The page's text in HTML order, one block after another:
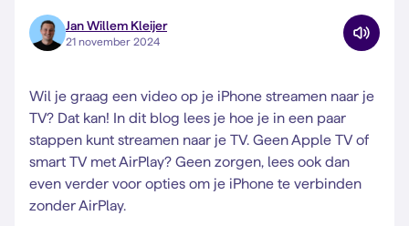
Jan Willem Kleijer
21 november 2024
Wil je graag een video op je iPhone streamen naar je
TV? Dat kan! In dit blog lees je hoe je in een paar
stappen kunt streamen naar je TV. Geen Apple TV of
smart TV met AirPlay? Geen zorgen, lees ook dan
even verder voor opties om je iPhone te verbinden
zonder AirPlay.